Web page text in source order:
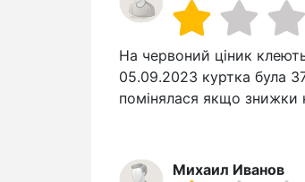
На червоний ціник
05.09.2023 куртка була
помінялася якщо знижки
Михаил Иванов